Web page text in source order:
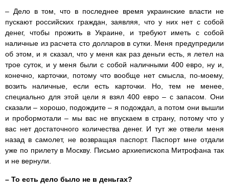
– Дело в том, что в последнее время украинские власти не
пускают российских граждан, заявляя, что у них нет с собой
денег, чтобы прожить в Украине, и требуют иметь с собой
наличные из расчета сто долларов в сутки. Меня предупредили
об этом, и я сказал, что у меня как раз деньги есть, я летел на
трое суток, и у меня были с собой наличными 400 евро, ну и,
конечно, карточки, потому что вообще нет смысла, по-моему,
возить наличные, если есть карточки. Но, тем не менее,
специально для этой цели я взял 400 евро – с запасом. Они
сказали – хорошо, подождите – я подождал, а потом они вышли
и пробормотали – мы вас не впускаем в страну, потому что у
вас нет достаточного количества денег. И тут же отвели меня
назад в самолет, не возвращая паспорт. Паспорт мне отдали
уже по прилету в Москву. Письмо архиепископа Митрофана так
и не вернули.
– То есть дело было не в деньгах?